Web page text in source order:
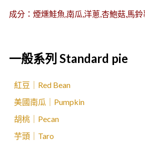
成分：煙燻鮭魚,南瓜,洋蔥,杏鮑菇,馬鈴
一般系列 Standard pie
紅豆｜Red Bean
美國南瓜｜Pumpkin
胡桃｜Pecan
芋頭｜Taro